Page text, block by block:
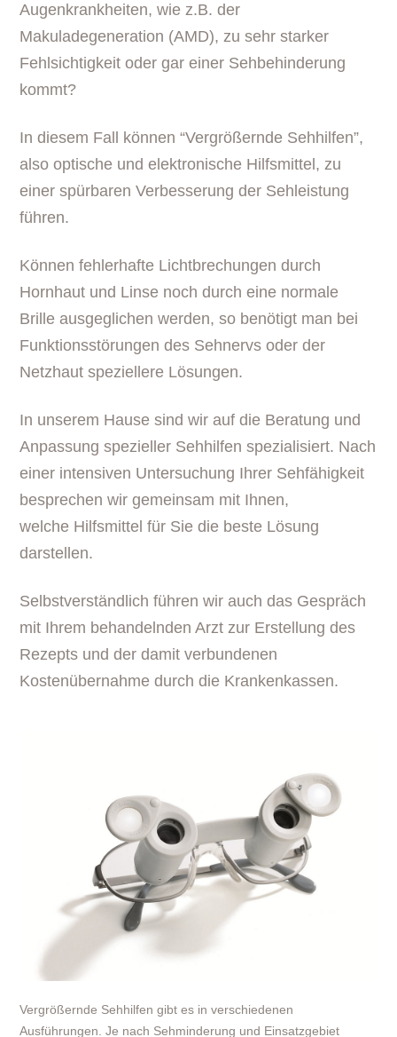
Augenkrankheiten, wie z.B. der
Makuladegeneration (AMD), zu sehr starker
Fehlsichtigkeit oder gar einer Sehbehinderung
kommt?
In diesem Fall können “Vergrößernde Sehhilfen”,
also optische und elektronische Hilfsmittel, zu
einer spürbaren Verbesserung der Sehleistung
führen.
Können fehlerhafte Lichtbrechungen durch
Hornhaut und Linse noch durch eine normale
Brille ausgeglichen werden, so benötigt man bei
Funktionsstörungen des Sehnervs oder der
Netzhaut speziellere Lösungen.
In unserem Hause sind wir auf die Beratung und
Anpassung spezieller Sehhilfen spezialisiert. Nach
einer intensiven Untersuchung Ihrer Sehfähigkeit
besprechen wir gemeinsam mit Ihnen,
welche Hilfsmittel für Sie die beste Lösung
darstellen.
Selbstverständlich führen wir auch das Gespräch
mit Ihrem behandelnden Arzt zur Erstellung des
Rezepts und der damit verbundenen
Kostenübernahme durch die Krankenkassen.
Vergrößernde Sehhilfen gibt es in verschiedenen
Ausführungen. Je nach Sehminderung und Einsatzgebiet